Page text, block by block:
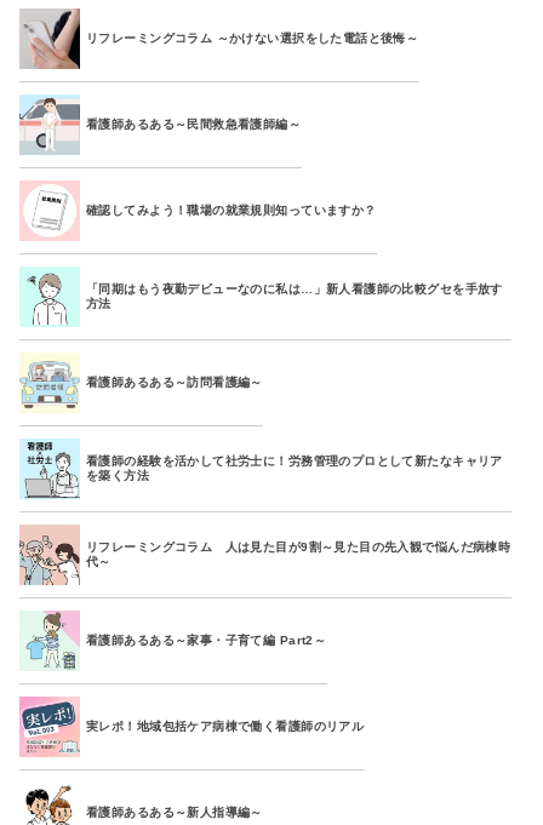
リフレーミングコラム ～かけない選択をした電話と後悔～
看護師あるある～民間救急看護師編～
確認してみよう！職場の就業規則知っていますか？
「同期はもう夜勤デビューなのに私は…」新人看護師の比較グセを手放す
方法
看護師あるある～訪問看護編～
看護師の経験を活かして社労士に！労務管理のプロとして新たなキャリア
を築く方法
リフレーミングコラム 人は見た目が9割～見た目の先入観で悩んだ病棟時
代～
看護師あるある～家事・子育て編 Part2～
実レポ！地域包括ケア病棟で働く看護師のリアル
看護師あるある～新人指導編～